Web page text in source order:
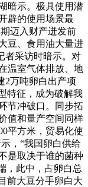
暗示。极具使用潜
辟的使用场景最
迈入财产迸发前
豆、食用油大量进
者采访时暗示。对
温室气体排放、地
2万吨卵白出产项
特征，成为破解我
节冲破口。同步拓
值和量产空间同样
平方米，贸易化使
，“我国卵白供给
是取决于谁的菌种
，此中，占卵白总
前大豆分手卵白大